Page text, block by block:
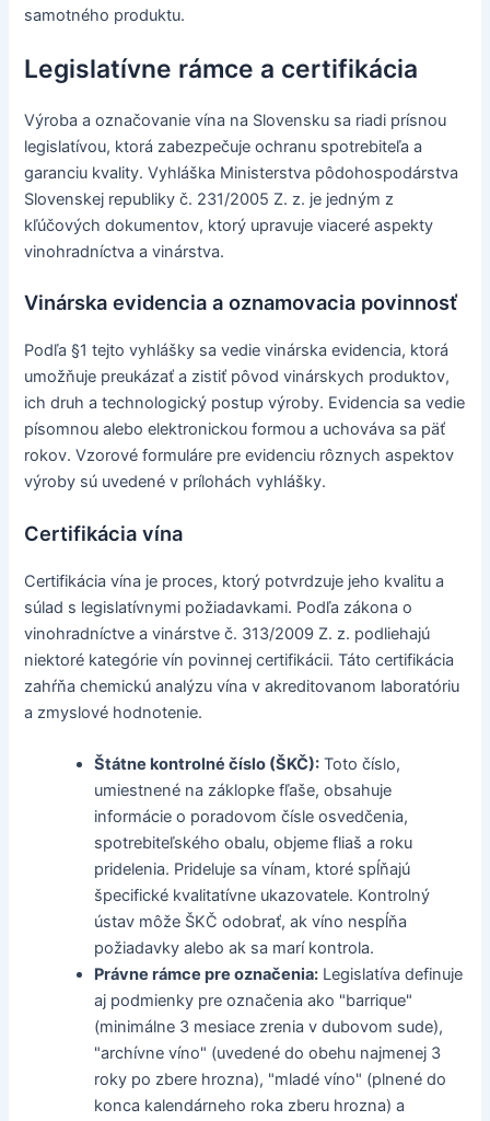
samotného produktu.
Legislatívne rámce a certifikácia
Výroba a označovanie vína na Slovensku sa riadi prísnou
legislatívou, ktorá zabezpečuje ochranu spotrebiteľa a
garanciu kvality. Vyhláška Ministerstva pôdohospodárstva
Slovenskej republiky č. 231/2005 Z. z. je jedným z
kľúčových dokumentov, ktorý upravuje viaceré aspekty
vinohradníctva a vinárstva.
Vinárska evidencia a oznamovacia povinnosť
Podľa §1 tejto vyhlášky sa vedie vinárska evidencia, ktorá
umožňuje preukázať a zistiť pôvod vinárskych produktov,
ich druh a technologický postup výroby. Evidencia sa vedie
písomnou alebo elektronickou formou a uchováva sa päť
rokov. Vzorové formuláre pre evidenciu rôznych aspektov
výroby sú uvedené v prílohách vyhlášky.
Certifikácia vína
Certifikácia vína je proces, ktorý potvrdzuje jeho kvalitu a
súlad s legislatívnymi požiadavkami. Podľa zákona o
vinohradníctve a vinárstve č. 313/2009 Z. z. podliehajú
niektoré kategórie vín povinnej certifikácii. Táto certifikácia
zahŕňa chemickú analýzu vína v akreditovanom laboratóriu
a zmyslové hodnotenie.
Štátne kontrolné číslo (ŠKČ): Toto číslo,
umiestnené na záklopke fľaše, obsahuje
informácie o poradovom čísle osvedčenia,
spotrebiteľského obalu, objeme fliaš a roku
pridelenia. Prideluje sa vínam, ktoré spĺňajú
špecifické kvalitatívne ukazovatele. Kontrolný
ústav môže ŠKČ odobrať, ak víno nespĺňa
požiadavky alebo ak sa marí kontrola.
Právne rámce pre označenia: Legislatíva definuje
aj podmienky pre označenia ako "barrique"
(minimálne 3 mesiace zrenia v dubovom sude),
"archívne víno" (uvedené do obehu najmenej 3
roky po zbere hrozna), "mladé víno" (plnené do
konca kalendárneho roka zberu hrozna) a